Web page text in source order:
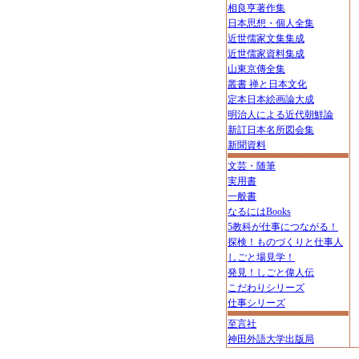
相良亨著作集
日本思想・個人全集
近世儒家文集集成
近世儒家資料集成
山東京傳全集
叢書 禅と日本文化
定本日本絵画論大成
明治人による近代朝鮮論
新訂日本名所図会集
新聞資料
文芸・随筆
実用書
一般書
なるにはBooks
5教科が仕事につながる！
探検！ものづくりと仕事人
しごと場見学！
発見！しごと偉人伝
こだわりシリーズ
仕事シリーズ
至言社
神田外語大学出版局